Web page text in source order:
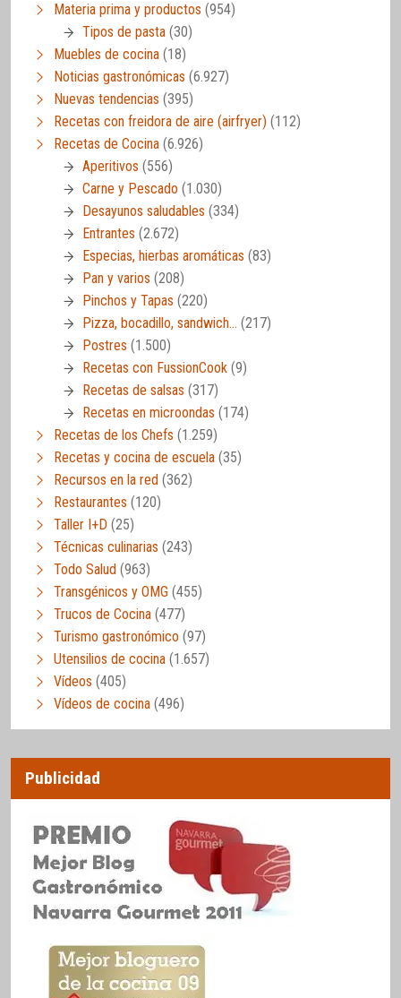
Materia prima y productos (954)
Tipos de pasta (30)
Muebles de cocina (18)
Noticias gastronómicas (6.927)
Nuevas tendencias (395)
Recetas con freidora de aire (airfryer) (112)
Recetas de Cocina (6.926)
Aperitivos (556)
Carne y Pescado (1.030)
Desayunos saludables (334)
Entrantes (2.672)
Especias, hierbas aromáticas (83)
Pan y varios (208)
Pinchos y Tapas (220)
Pizza, bocadillo, sandwich… (217)
Postres (1.500)
Recetas con FussionCook (9)
Recetas de salsas (317)
Recetas en microondas (174)
Recetas de los Chefs (1.259)
Recetas y cocina de escuela (35)
Recursos en la red (362)
Restaurantes (120)
Taller I+D (25)
Técnicas culinarias (243)
Todo Salud (963)
Transgénicos y OMG (455)
Trucos de Cocina (477)
Turismo gastronómico (97)
Utensilios de cocina (1.657)
Vídeos (405)
Vídeos de cocina (496)
Publicidad